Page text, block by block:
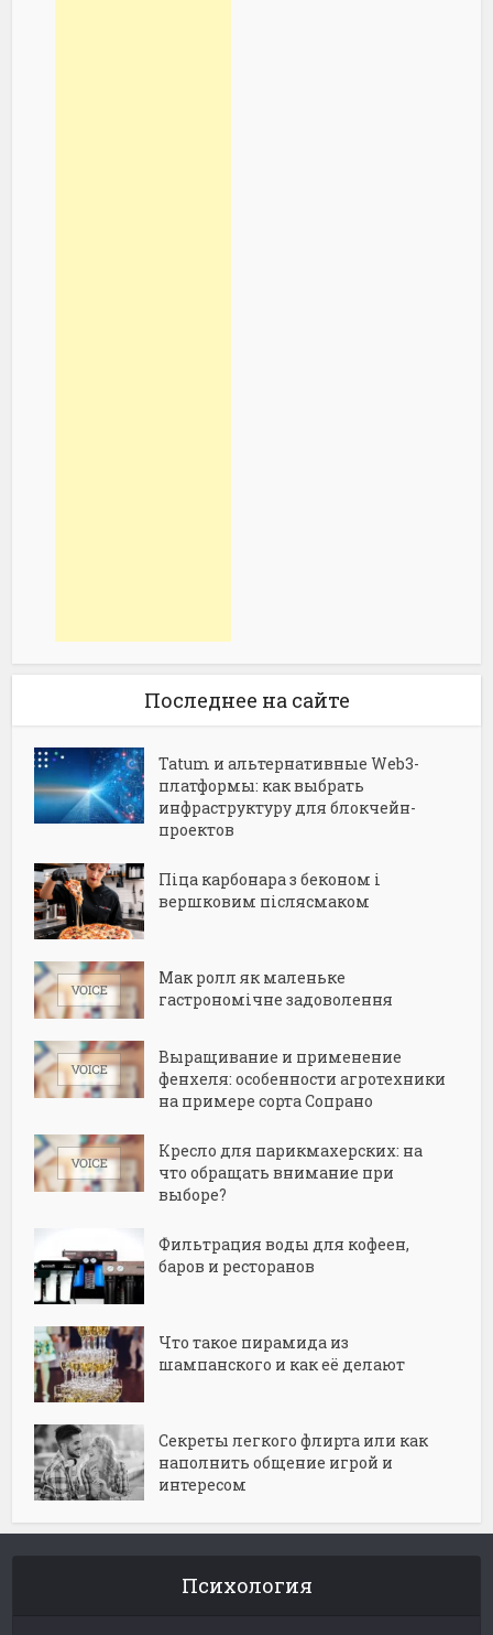
Последнее на сайте
Tatum и альтернативные Web3-
платформы: как выбрать
инфраструктуру для блокчейн-
проектов
Піца карбонара з беконом і
вершковим післясмаком
Мак ролл як маленьке
гастрономічне задоволення
Выращивание и применение
фенхеля: особенности агротехники
на примере сорта Сопрано
Кресло для парикмахерских: на
что обращать внимание при
выборе?
Фильтрация воды для кофеен,
баров и ресторанов
Что такое пирамида из
шампанского и как её делают
Секреты легкого флирта или как
наполнить общение игрой и
интересом
Психология